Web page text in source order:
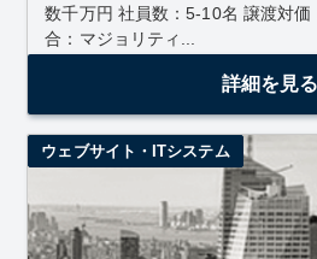
数千万円 社員数：5-10名 譲渡対価
合：マジョリティ...
詳細を見る
ウェブサイト・ITシステム